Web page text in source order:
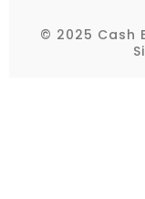
© 2025 Cash